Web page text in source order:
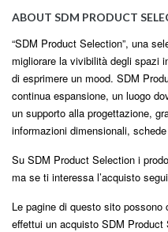
ABOUT SDM PRODUCT
“SDM Product Selection”, una
migliorare la vivibilità degli spazi
di esprimere un mood. SDM
continua espansione, un luogo
un supporto alla progettazione,
informazioni dimensionali,
Su SDM Product Selection i
ma se ti interessa l’acquisto
Le pagine di questo sito
effettui un acquisto SDM Product